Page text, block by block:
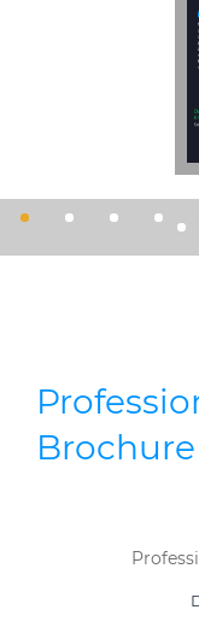
Brochure